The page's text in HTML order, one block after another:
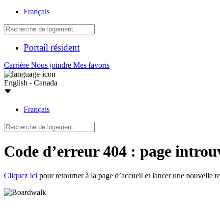
Français
Portail résident
Carrière Nous joindre Mes favoris
English - Canada
Français
Code d’erreur 404 : page
Cliquez ici pour retourner à la page d’accueil et lancer une nouvelle